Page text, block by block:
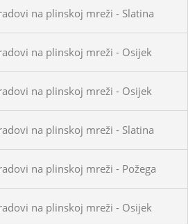
na plinskoj mreži - Slatina
na plinskoj mreži - Osijek
na plinskoj mreži - Osijek
na plinskoj mreži - Slatina
na plinskoj mreži - Požega
na plinskoj mreži - Osijek